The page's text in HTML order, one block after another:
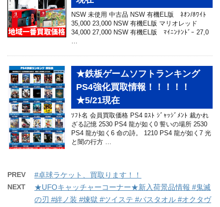
NSW 未使用 中古品 NSW 有機EL版 ﾈｵﾝ/ﾎﾜｲﾄ
35,000 23,000 NSW 有機EL版 マリオレッド
34,000 27,000 NSW 有機EL版 ﾏｲﾆﾝﾃﾝﾄﾞｰ 27,0
★鉄板ゲームソフトランキング
PS4強化買取情報！！！！！
★5/21現在
ｿﾌﾄ名 会員買取価格 PS4 ﾛｽﾄ ｼﾞｬｯｼﾞﾒﾝﾄ 裁かれ
ざる記憶 2530 PS4 龍が如く0 誓いの場所 2530
PS4 龍が如く6 命の詩。 1210 PS4 龍が如く7 光
と闇の行方 …
PREV #卓球ラケット、買取ります！！
NEXT
★UFOキャッチャーコーナー★新入荷景品情報 #鬼滅
の刃 #絆ノ装 #煉獄 #ツイステ #バスタオル #オクタヴ